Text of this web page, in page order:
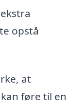
opstå
at
føre til en